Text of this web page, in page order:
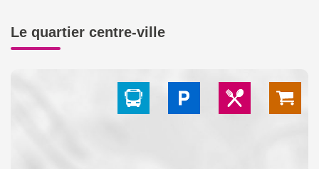
Le quartier centre-ville